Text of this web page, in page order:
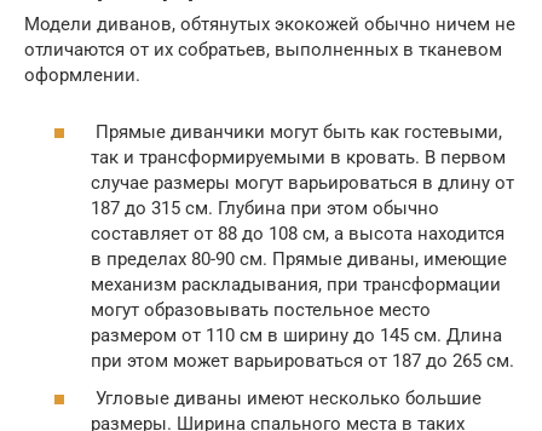
Модели диванов, обтянутых экокожей обычно ничем не
отличаются от их собратьев, выполненных в тканевом
оформлении.
Прямые диванчики могут быть как гостевыми,
так и трансформируемыми в кровать. В первом
случае размеры могут варьироваться в длину от
187 до 315 см. Глубина при этом обычно
составляет от 88 до 108 см, а высота находится
в пределах 80-90 см. Прямые диваны, имеющие
механизм раскладывания, при трансформации
могут образовывать постельное место
размером от 110 см в ширину до 145 см. Длина
при этом может варьироваться от 187 до 265 см.
Угловые диваны имеют несколько большие
размеры. Ширина спального места в таких